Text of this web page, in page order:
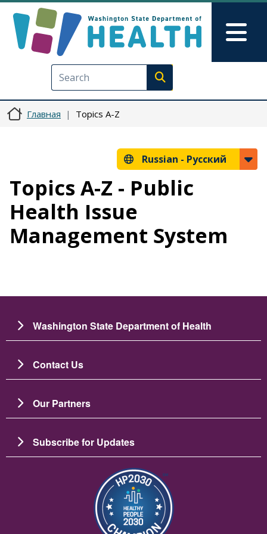
Execute search
Главная Topics A-Z
Russian - Русский
Topics A-Z - Public
Health Issue
Management System
Washington State Department of Health
Contact Us
Our Partners
Subscribe for Updates
Изображение